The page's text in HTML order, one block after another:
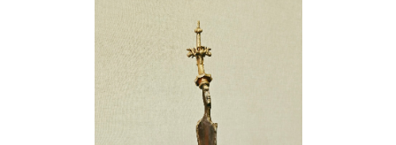
Aleksander Veľký
Pavol Tarasovič
Dřevo